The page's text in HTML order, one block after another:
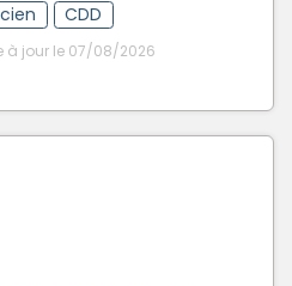
CDD
à jour le 07/08/2026